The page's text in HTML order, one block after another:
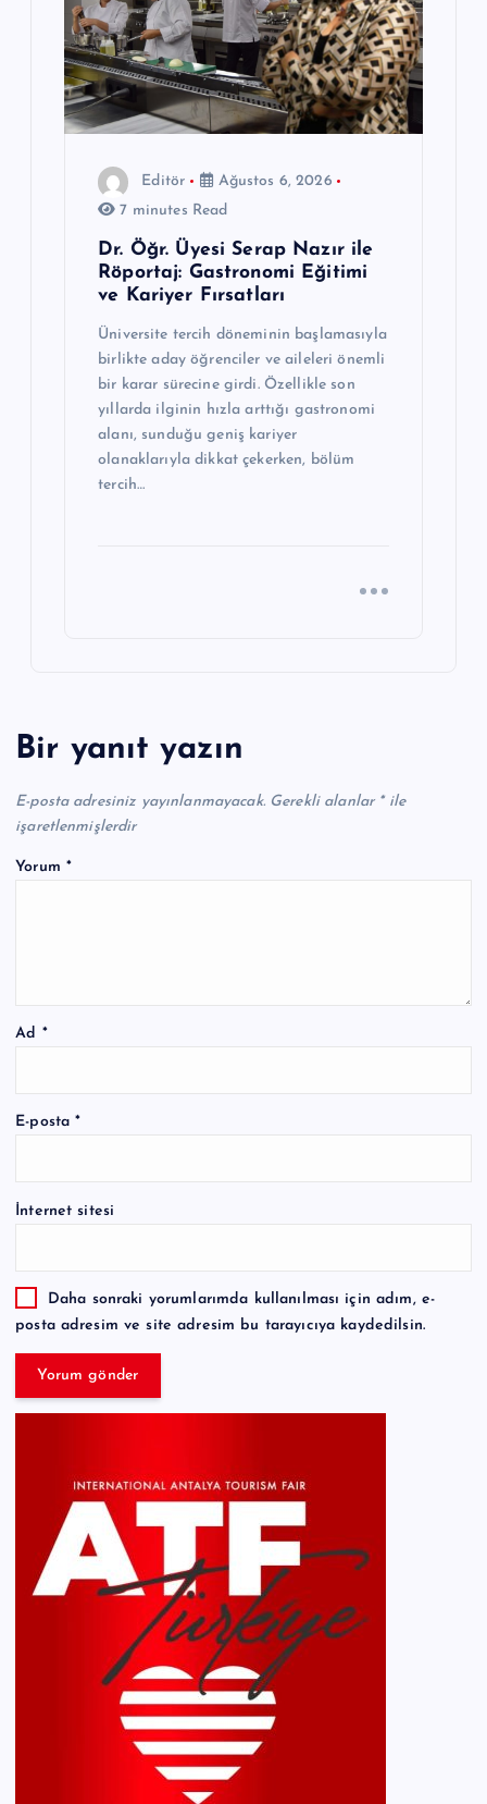
Editör
Ağustos 6, 2026
7 minutes Read
Dr. Öğr. Üyesi Serap Nazır ile
Röportaj: Gastronomi Eğitimi
ve Kariyer Fırsatları
Üniversite tercih döneminin başlamasıyla
birlikte aday öğrenciler ve aileleri önemli
bir karar sürecine girdi. Özellikle son
yıllarda ilginin hızla arttığı gastronomi
alanı, sunduğu geniş kariyer
olanaklarıyla dikkat çekerken, bölüm
tercih…
Bir yanıt yazın
E-posta adresiniz yayınlanmayacak. Gerekli alanlar *ile
işaretlenmişlerdir
Yorum *
Ad *
E-posta*
İnternet sitesi
Daha sonraki yorumlarımda kullanılması için adım, e-
posta adresim ve site adresim bu tarayıcıya kaydedilsin.